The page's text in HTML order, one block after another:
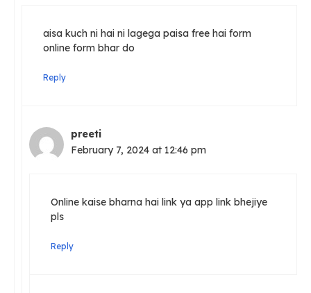
aisa kuch ni hai ni lagega paisa free hai form
online form bhar do
Reply
preeti
February 7, 2024 at 12:46 pm
Online kaise bharna hai link ya app link bhejiye
pls
Reply